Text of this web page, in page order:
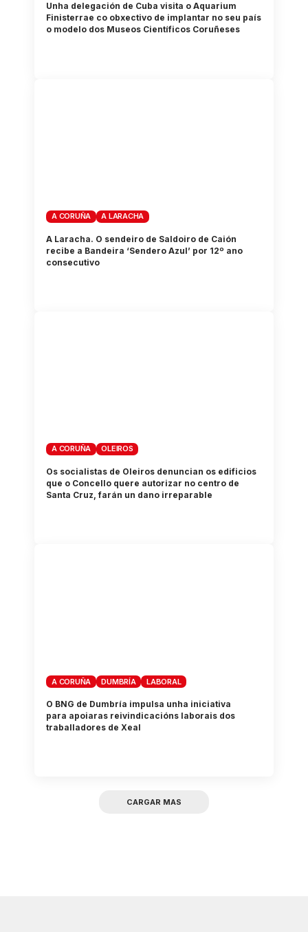
Unha delegación de Cuba visita o Aquarium
Finisterrae co obxectivo de implantar no seu país
o modelo dos Museos Científicos Coruñeses
A CORUÑA A LARACHA
A Laracha. O sendeiro de Saldoiro de Caión
recibe a Bandeira ‘Sendero Azul’ por 12º ano
consecutivo
A CORUÑA OLEIROS
Os socialistas de Oleiros denuncian os edificios
que o Concello quere autorizar no centro de
Santa Cruz, farán un dano irreparable
A CORUÑA DUMBRÍA LABORAL
O BNG de Dumbría impulsa unha iniciativa
para apoiaras reivindicacións laborais dos
traballadores de Xeal
CARGAR MAS